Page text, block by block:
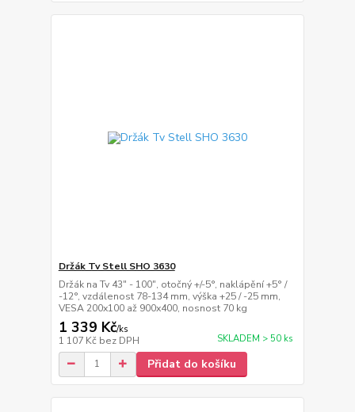
Držák Tv Stell SHO 3630
Držák na Tv 43" - 100", otočný +/-5°, naklápění +5° /
-12°, vzdálenost 78-134 mm, výška +25 / -25 mm,
VESA 200x100 až 900x400, nosnost 70 kg
1 339 Kč/ks
1 107 Kč bez DPH SKLADEM > 50 ks
Přidat do košíku